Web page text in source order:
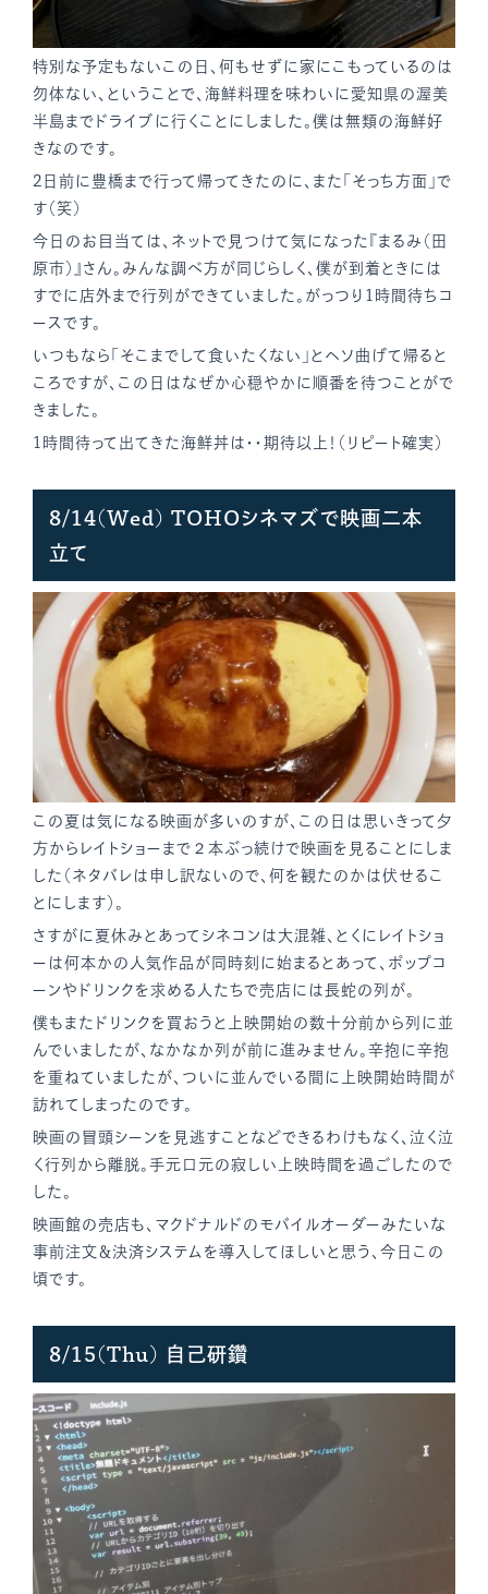
特別な予定もないこの日、何もせずに家にこもっているのは
勿体ない、ということで、海鮮料理を味わいに愛知県の渥美
半島までドライブに行くことにしました。僕は無類の海鮮好
きなのです。
2日前に豊橋まで行って帰ってきたのに、また「そっち方面」で
す（笑）
今日のお目当ては、ネットで見つけて気になった『まるみ（田
原市）』さん。みんな調べ方が同じらしく、僕が到着ときには
すでに店外まで行列ができていました。がっつり1時間待ちコ
ースです。
いつもなら「そこまでして食いたくない」とヘソ曲げて帰ると
ころですが、この日はなぜか心穏やかに順番を待つことがで
きました。
1時間待って出てきた海鮮丼は・・期待以上！（リピート確実）
8/14(Wed) TOHOシネマズで映画二本
立て
この夏は気になる映画が多いのすが、この日は思いきって夕
方からレイトショーまで２本ぶっ続けで映画を見ることにしま
した（ネタバレは申し訳ないので、何を観たのかは伏せるこ
とにします）。
さすがに夏休みとあってシネコンは大混雑、とくにレイトショ
ーは何本かの人気作品が同時刻に始まるとあって、ポップコ
ーンやドリンクを求める人たちで売店には長蛇の列が。
僕もまたドリンクを買おうと上映開始の数十分前から列に並
んでいましたが、なかなか列が前に進みません。辛抱に辛抱
を重ねていましたが、ついに並んでいる間に上映開始時間が
訪れてしまったのです。
映画の冒頭シーンを見逃すことなどできるわけもなく、泣く泣
く行列から離脱。手元口元の寂しい上映時間を過ごしたので
した。
映画館の売店も、マクドナルドのモバイルオーダーみたいな
事前注文＆決済システムを導入してほしいと思う、今日この
頃です。
8/15(Thu) 自己研鑽